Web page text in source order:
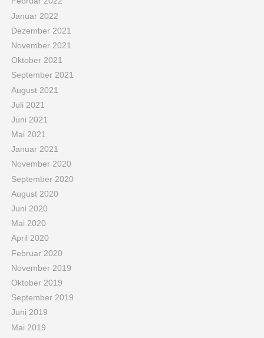
Januar 2022
Dezember 2021
November 2021
Oktober 2021
September 2021
August 2021
Juli 2021
Juni 2021
Mai 2021
Januar 2021
November 2020
September 2020
August 2020
Juni 2020
Mai 2020
April 2020
Februar 2020
November 2019
Oktober 2019
September 2019
Juni 2019
Mai 2019